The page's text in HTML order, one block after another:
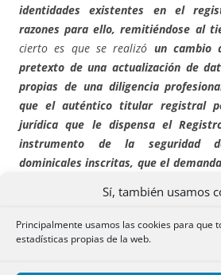
Sí, también usamos
Principalmente usamos las cookies para que
estadísticas propias de la web.
identidades existentes en el
razones para ello, remitiéndose al
cierto es que se realizó un cambio
pretexto de una actualización de
propias de una diligencia
que el auténtico titular registral
jurídica que le dispensa el
instrumento de la seguridad
dominicales inscritas, que el
demandante mediante el
oficina registral de la que es titular.
impuesta produce, en su caso, un
los verdaderos deudores, que se